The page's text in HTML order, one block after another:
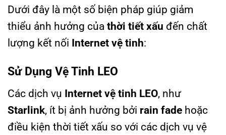
Dưới đây là một số biện pháp giúp giảm
thiểu ảnh hưởng của thời tiết xấu đến chất
lượng kết nối Internet vệ tinh:
Sử Dụng Vệ Tinh LEO
Các dịch vụ Internet vệ tinh LEO, như
Starlink, ít bị ảnh hưởng bởi rain fade hoặc
điều kiện thời tiết xấu so với các dịch vụ vệ